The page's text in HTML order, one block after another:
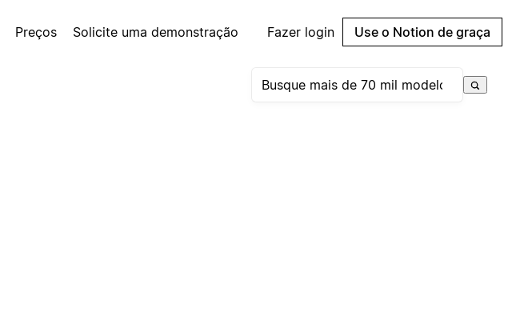
Preços Solicite uma demonstração Fazer login Use o Notion de graça